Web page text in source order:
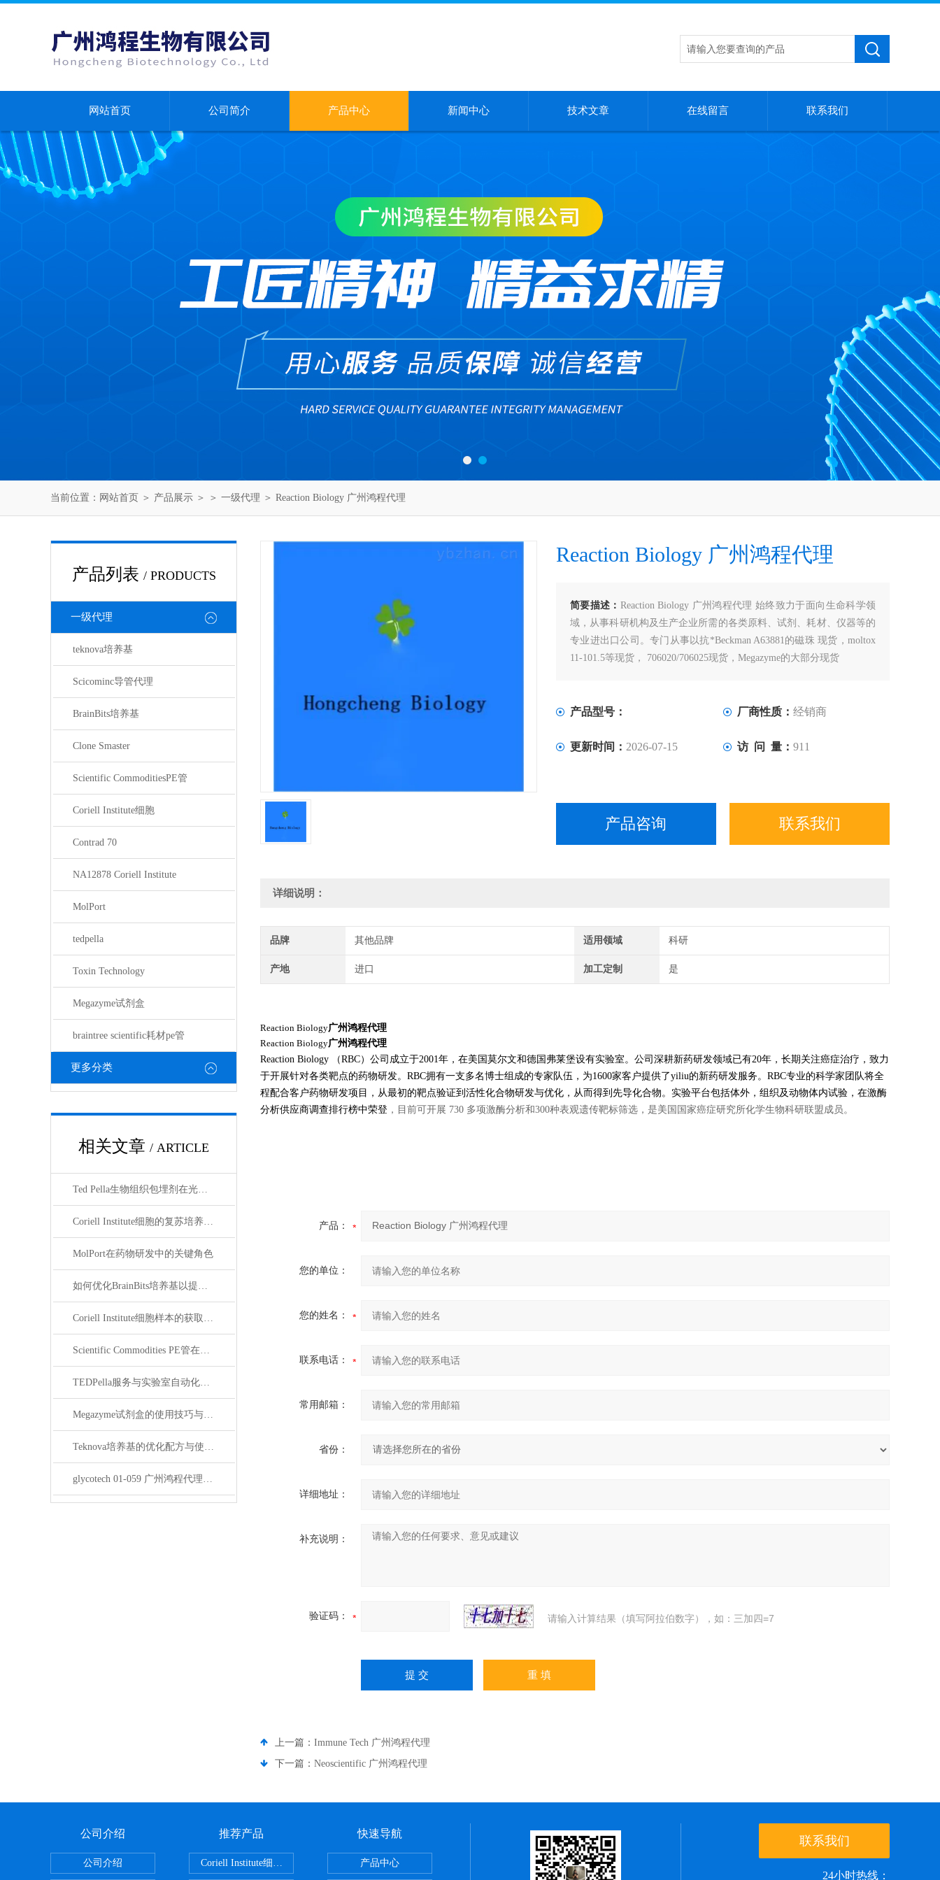
网站首页 公司简介 产品中心 新闻中心 技术文章 在线留言 联系我们
当前位置： 网站首页 ＞ 产品展示 ＞ ＞ 一级代理 ＞ Reaction Biology 广州鸿程代理
产品列表 / PRODUCTS
一级代理
teknova培养基
Scicominc导管代理
BrainBits培养基
Clone Smaster
Scientific CommoditiesPE管
Coriell Institute细胞
Contrad 70
NA12878 Coriell Institute
MolPort
tedpella
Toxin Technology
Megazyme试剂盒
braintree scientific耗材pe管
更多分类
相关文章 / ARTICLE
Ted Pella生物组织包埋剂在光镜与电镜联用技术中的应用
Coriell Institute细胞的复苏培养与质量控制规范
MolPort在药物研发中的关键角色
如何优化BrainBits培养基以提高实验效果？
Coriell Institute细胞样本的获取与应用指南
Scientific Commodities PE管在环保实验中的作用
TEDPella服务与实验室自动化设备的整合
Megazyme试剂盒的使用技巧与实验优化方法
Teknova培养基的优化配方与使用技巧
glycotech 01-059 广州鸿程代理：开启糖生物学研究新征程
Reaction Biology 广州鸿程代理
简要描述： Reaction Biology 广州鸿程代理 始终致力于面向生命科学领
域，从事科研机构及生产企业所需的各类原料、试剂、耗材、仪器等的
专业进出口公司。专门从事以抗*Beckman A63881的磁珠 现货，moltox
11-101.5等现货， 706020/706025现货，Megazyme的大部分现货
产品型号： 厂商性质： 经销商
更新时间： 2026-07-15 访 问 量： 911
产品咨询 联系我们
详细说明：
品牌 其他品牌 适用领域 科研
产地 进口 加工定制 是
Reaction Biology广州鸿程代理
Reaction Biology广州鸿程代理
Reaction Biology （RBC）公司成立于2001年，在美国莫尔文和德国弗莱堡设有实验室。公司深耕新药研发领域已有20年，长期关注癌症治疗，致力
于开展针对各类靶点的药物研发。RBC拥有一支多名博士组成的专家队伍，为1600家客户提供了yiliu的新药研发服务。RBC专业的科学家团队将全
程配合客户药物研发项目，从最初的靶点验证到活性化合物研发与优化，从而得到先导化合物。实验平台包括体外，组织及动物体内试验，在激酶
分析供应商调查排行榜中荣登 ， 目前可开展 730 多项激酶分析和300种表观遗传靶标筛选，是美国国家癌症研究所化学生物科研联盟成员。
产品：
您的单位：
您的姓名：
联系电话：
常用邮箱：
省份：
详细地址：
补充说明：
验证码： 请输入计算结果（填写阿拉伯数字），如：三加四=7
上一篇： Immune Tech 广州鸿程代理
下一篇： Neoscientific 广州鸿程代理
公司介绍
公司介绍
推荐产品 快速导航
产品中心
联系我们
24小时热线：